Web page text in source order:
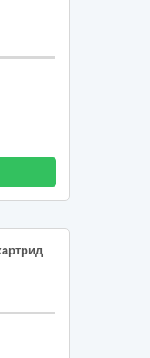
Послуги із заправки та відновлення картриджів для лазерних принтерів